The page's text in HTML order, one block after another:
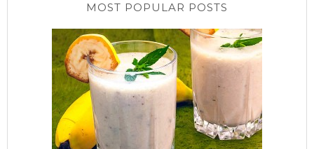
MOST POPULAR POSTS